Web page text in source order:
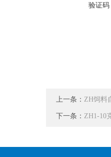
验证码
上一条： ZH饲料
下一条： ZH1-10